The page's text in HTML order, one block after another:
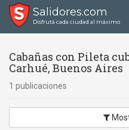
Salidores.com
Disfrutá cada ciudad al máximo
Cabañas con Pileta
Carhué, Buenos Aires
1 publicaciones